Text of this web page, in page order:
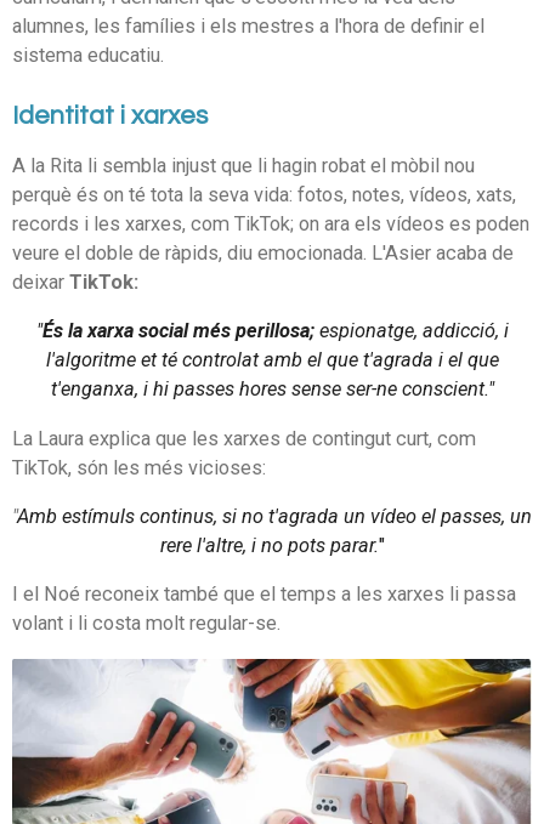
alumnes, les famílies i els mestres a l'hora de definir el
sistema educatiu.
Identitat i xarxes
A la Rita li sembla injust que li hagin robat el mòbil nou
perquè és on té tota la seva vida: fotos, notes, vídeos, xats,
records i les xarxes, com TikTok; on ara els vídeos es poden
veure el doble de ràpids, diu emocionada. L'Asier acaba de
deixar TikTok:
"És la xarxa social més perillosa;espionatge, addicció, i
l'algoritme et té controlat amb el que t'agrada i el que
t'enganxa, i hi passes hores sense ser-ne conscient."
La Laura explica que les xarxes de contingut curt, com
TikTok, són les més vicioses:
"Amb estímuls continus, si no t'agrada un vídeo el passes, un
rere l'altre, i no pots parar."
I el Noé reconeix també que el temps a les xarxes li passa
volant i li costa molt regular-se.